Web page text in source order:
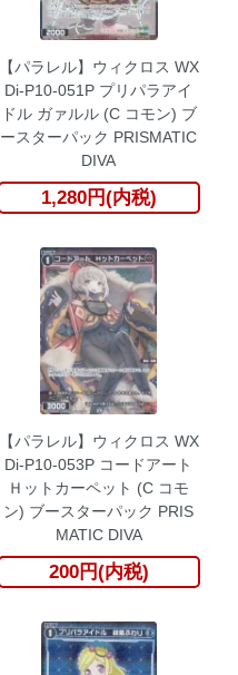
【パラレル】ウィクロス WX
Di-P10-051P プリパラアイ
ドル ガァルル (C コモン) ブ
ースターパック PRISMATIC
DIVA
1,280円(内税)
【パラレル】ウィクロス WX
Di-P10-053P コードアート
Ｈットカーペット (C コモ
ン) ブースターパック PRIS
MATIC DIVA
200円(内税)